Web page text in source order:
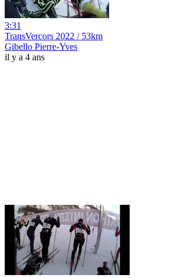
3:31
TransVercors 2022 / 53km
Gibello Pierre-Yves
il y a 4 ans